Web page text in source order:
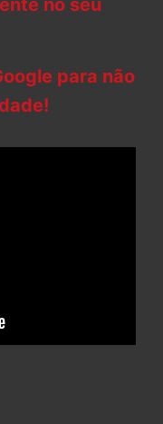
no seu
para não